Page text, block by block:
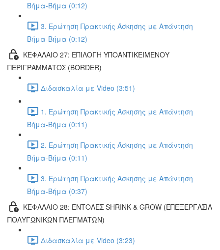
Βήμα-Βήμα (0:12)
3. Ερώτηση Πρακτικής Άσκησης με Απάντηση
Βήμα-Βήμα (0:12)
ΚΕΦΑΛΑΙΟ 27: ΕΠΙΛΟΓΗ ΥΠΟΑΝΤΙΚΕΙΜΕΝΟΥ
ΠΕΡΙΓΡΑΜΜΑΤΟΣ (BORDER)
Διδασκαλία με Video (3:51)
1. Ερώτηση Πρακτικής Άσκησης με Απάντηση
Βήμα-Βήμα (0:11)
2. Ερώτηση Πρακτικής Άσκησης με Απάντηση
Βήμα-Βήμα (0:11)
3. Ερώτηση Πρακτικής Άσκησης με Απάντηση
Βήμα-Βήμα (0:37)
ΚΕΦΑΛΑΙΟ 28: ΕΝΤΟΛΕΣ SHRINK & GROW (ΕΠΕΞΕΡΓΑΣΙΑ
ΠΟΛΥΓΩΝΙΚΩΝ ΠΛΕΓΜΑΤΩΝ)
Διδασκαλία με Video (3:23)